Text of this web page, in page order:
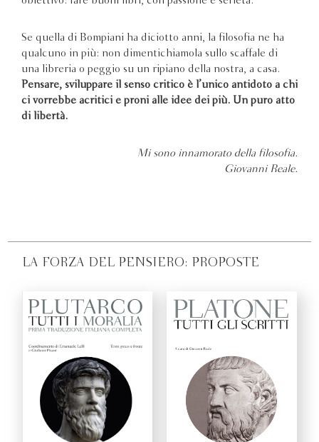
Se quella di Bompiani ha diciotto anni, la filosofia ne ha
qualcuno in più: non dimentichiamola sullo scaffale di
una libreria o peggio su un ripiano della nostra, a casa.
Pensare, sviluppare il senso critico è l’unico antidoto a chi
ci vorrebbe acritici e proni alle idee dei più. Un puro atto
di libertà.
Mi sono innamorato della filosofia.
Giovanni Reale.
LA FORZA DEL PENSIERO: PROPOSTE